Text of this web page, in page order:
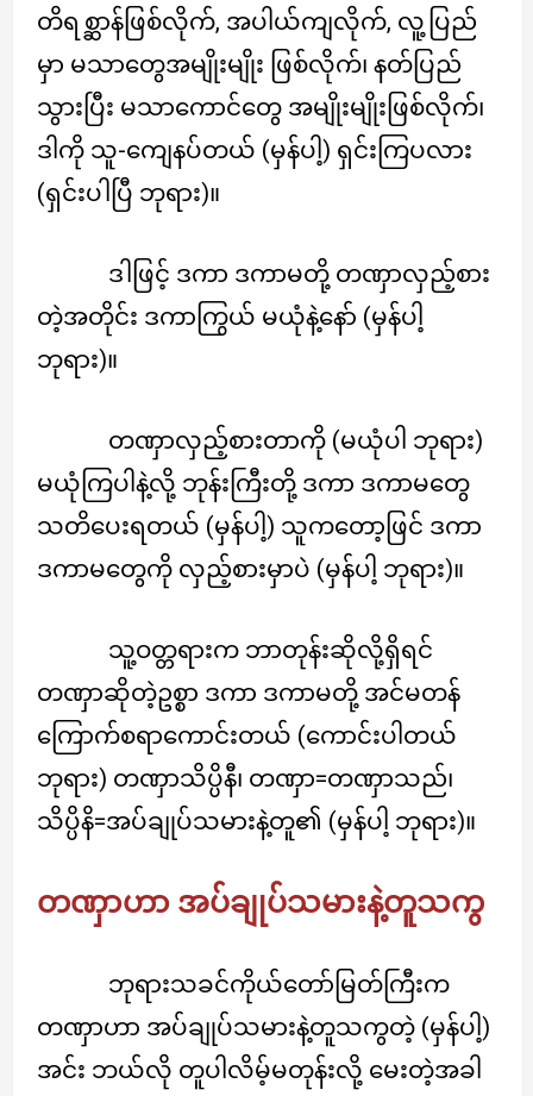
တိရစ္ဆာန်ဖြစ်လိုက်, အပါယ်ကျလိုက်, လူ့ပြည်
မှာ မသာတွေအမျိုးမျိုး ဖြစ်လိုက်၊ နတ်ပြည်
သွားပြီး မသာကောင်တွေ အမျိုးမျိုးဖြစ်လိုက်၊
ဒါကို သူ-ကျေနပ်တယ် (မှန်ပါ့) ရှင်းကြပလား
(ရှင်းပါပြီ ဘုရား)။
ဒါဖြင့် ဒကာ ဒကာမတို့ တဏှာလှည့်စား
တဲ့အတိုင်း ဒကာကြွယ် မယုံနဲ့နော် (မှန်ပါ့
ဘုရား)။
တဏှာလှည့်စားတာကို (မယုံပါ ဘုရား)
မယုံကြပါနဲ့လို့ ဘုန်းကြီးတို့ ဒကာ ဒကာမတွေ
သတိပေးရတယ် (မှန်ပါ့) သူကတော့ဖြင် ဒကာ
ဒကာမတွေကို လှည့်စားမှာပဲ (မှန်ပါ့ ဘုရား)။
သူ့ဝတ္တရားက ဘာတုန်းဆိုလို့ရှိရင်
တဏှာဆိုတဲ့ဥစ္စာ ဒကာ ဒကာမတို့ အင်မတန်
ကြောက်စရာကောင်းတယ် (ကောင်းပါတယ်
ဘုရား) တဏှာသိပ္ပိနီ၊ တဏှာ=တဏှာသည်၊
သိပ္ပိနိ=အပ်ချုပ်သမားနဲ့တူ၏ (မှန်ပါ့ ဘုရား)။
တဏှာဟာ အပ်ချုပ်သမားနဲ့တူသကွ
ဘုရားသခင်ကိုယ်တော်မြတ်ကြီးက
တဏှာဟာ အပ်ချုပ်သမားနဲ့တူသကွတဲ့ (မှန်ပါ့)
အင်း ဘယ်လို တူပါလိမ့်မတုန်းလို့ မေးတဲ့အခါ